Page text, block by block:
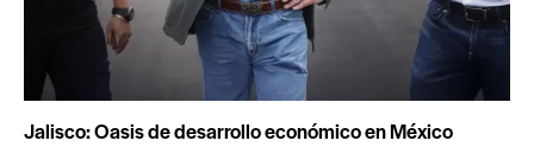
Jalisco: Oasis de desarrollo económico en México